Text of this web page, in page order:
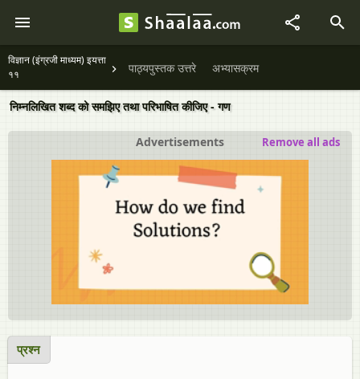
विज्ञान (इंग्रजी माध्यम) इयत्ता
११
पाठ्यपुस्तक उत्तरे अभ्यासक्रम
निम्नलिखित शब्द को समझिए तथा परिभाषित कीजिए - गण
Advertisements Remove all ads
प्रश्न